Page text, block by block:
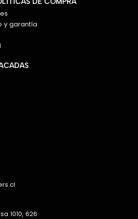
teclas
permite utilizar el teclado de
sesiones prolongadas,
del cable y facilitando un
Redragon Ucal Pro
82 teclas
Red lineales de 45 g
Mount
amortiguación
Shot
y garantía
1010, 626